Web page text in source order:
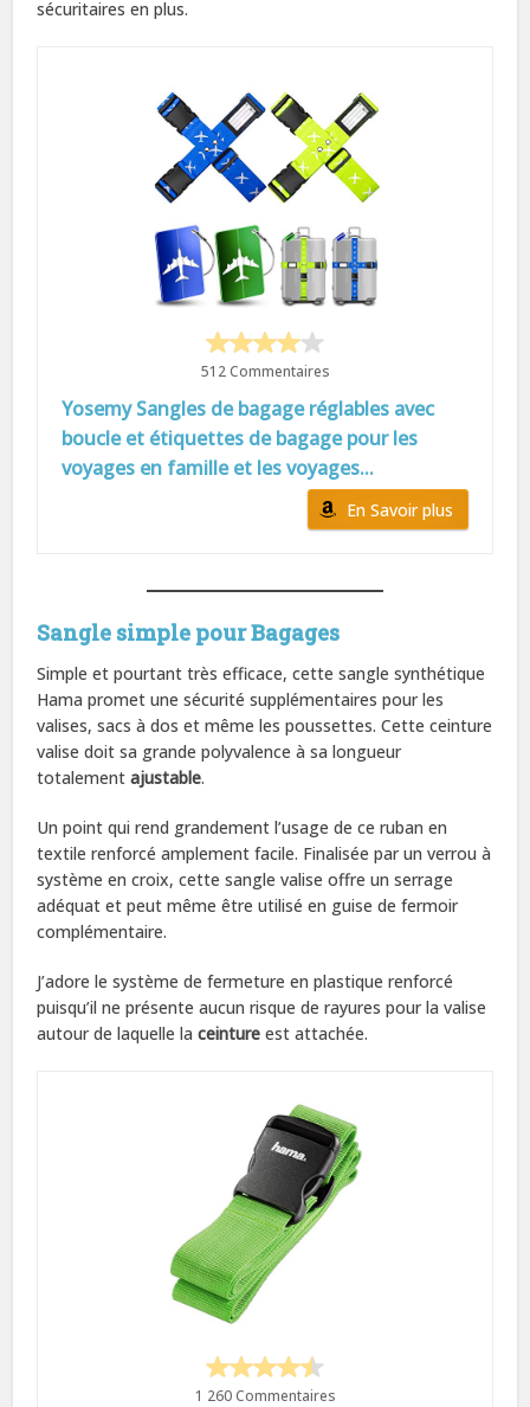
sécuritaires en plus.
512 Commentaires
Yosemy Sangles de bagage réglables avec
boucle et étiquettes de bagage pour les
voyages en famille et les voyages...
En Savoir plus
Sangle simple pour Bagages
Simple et pourtant très efficace, cette sangle synthétique
Hama promet une sécurité supplémentaires pour les
valises, sacs à dos et même les poussettes. Cette ceinture
valise doit sa grande polyvalence à sa longueur
totalementajustable.
Un point qui rend grandement l’usage de ce ruban en
textile renforcé amplement facile. Finalisée par un verrou à
système en croix, cette sangle valise offre un serrage
adéquat et peut même être utilisé en guise de fermoir
complémentaire.
J’adore le système de fermeture en plastique renforcé
puisqu’il ne présente aucun risque de rayures pour la valise
autour de laquelle laceinture est attachée.
1 260 Commentaires